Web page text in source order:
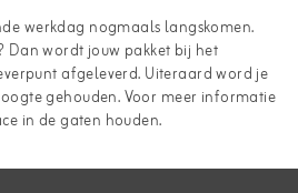
werkdag nogmaals langskomen.
Dan wordt jouw pakket bij het
afgeleverd. Uiteraard word je
gehouden. Voor meer informatie
in de gaten houden.